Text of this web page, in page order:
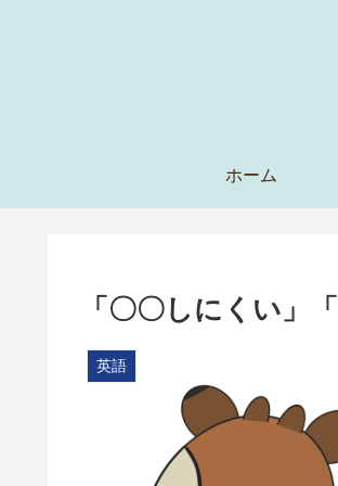
ホーム
「〇〇しにくい」
英語